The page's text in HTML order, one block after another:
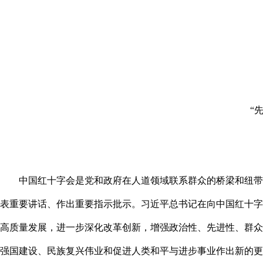
“
中国红十字会是党和政府在人道领域联系群众的桥梁和纽
表重要讲话、作出重要指示批示。习近平总书记在向中国红十
高质量发展，进一步深化改革创新，增强政治性、先进性、群
强国建设、民族复兴伟业和促进人类和平与进步事业作出新的